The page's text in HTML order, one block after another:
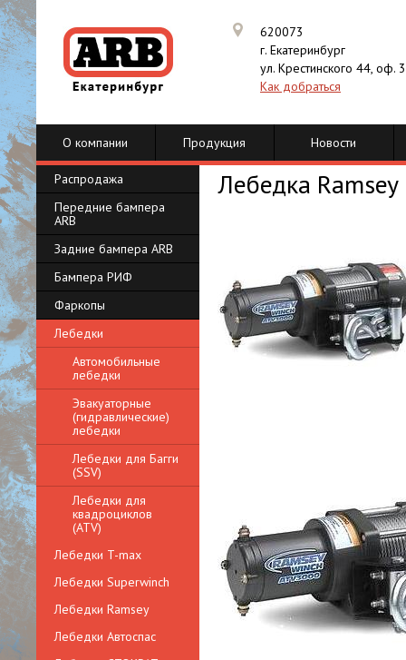
620073
г. Екатеринбург
ул. Крестинского 44, оф.
Как добраться
О компании Продукция Новости
Распродажа
Передние бампера
ARB
Задние бампера ARB
Бампера РИФ
Фаркопы
Лебедки
Автомобильные
лебедки
Эвакуаторные
(гидравлические)
лебедки
Лебедки для Багги
(SSV)
Лебедки для
квадроциклов
(ATV)
Лебедки T-max
Лебедки Superwinch
Лебедки Ramsey
Лебедки Автоспас
Лебедка